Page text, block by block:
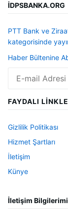
İDPSBANKA.ORG
PTT Bank ve
kategorisinde
Haber Bültenine
FAYDALI
Gizlilik Politikası
Hizmet Şartları
İletişim
Künye
İletişim